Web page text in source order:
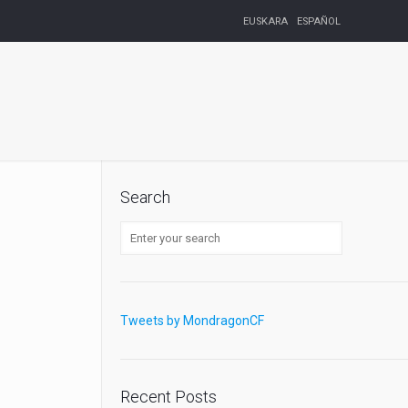
EUSKARA ESPAÑOL
Search
Tweets by MondragonCF
Recent Posts